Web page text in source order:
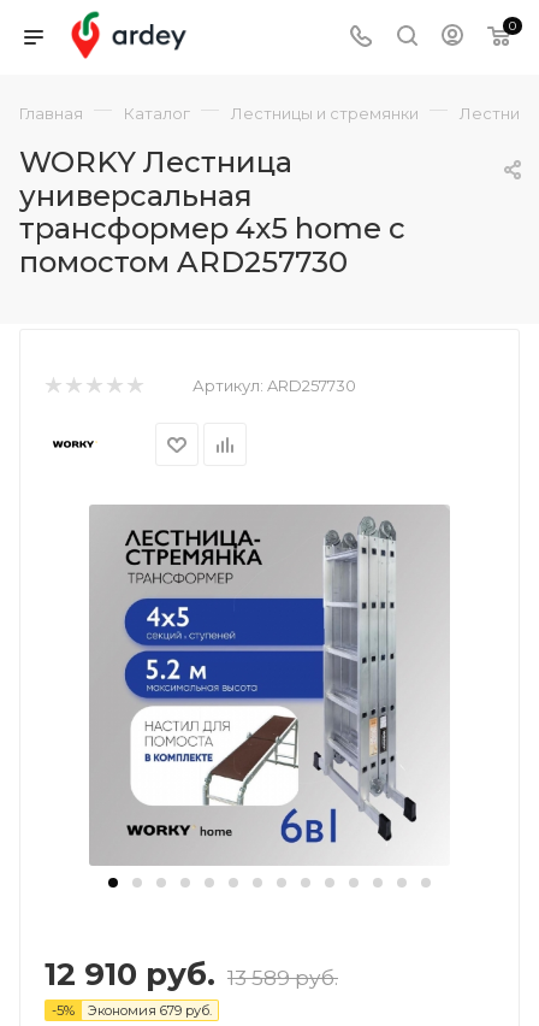
0
Главная — Каталог — Лестницы и стремянки —
WORKY Лестница
универсальная
трансформер 4х5 home с
помостом ARD257730
Артикул: ARD257730
12 910 руб. 13 589руб.
-5% Экономия 679 руб.